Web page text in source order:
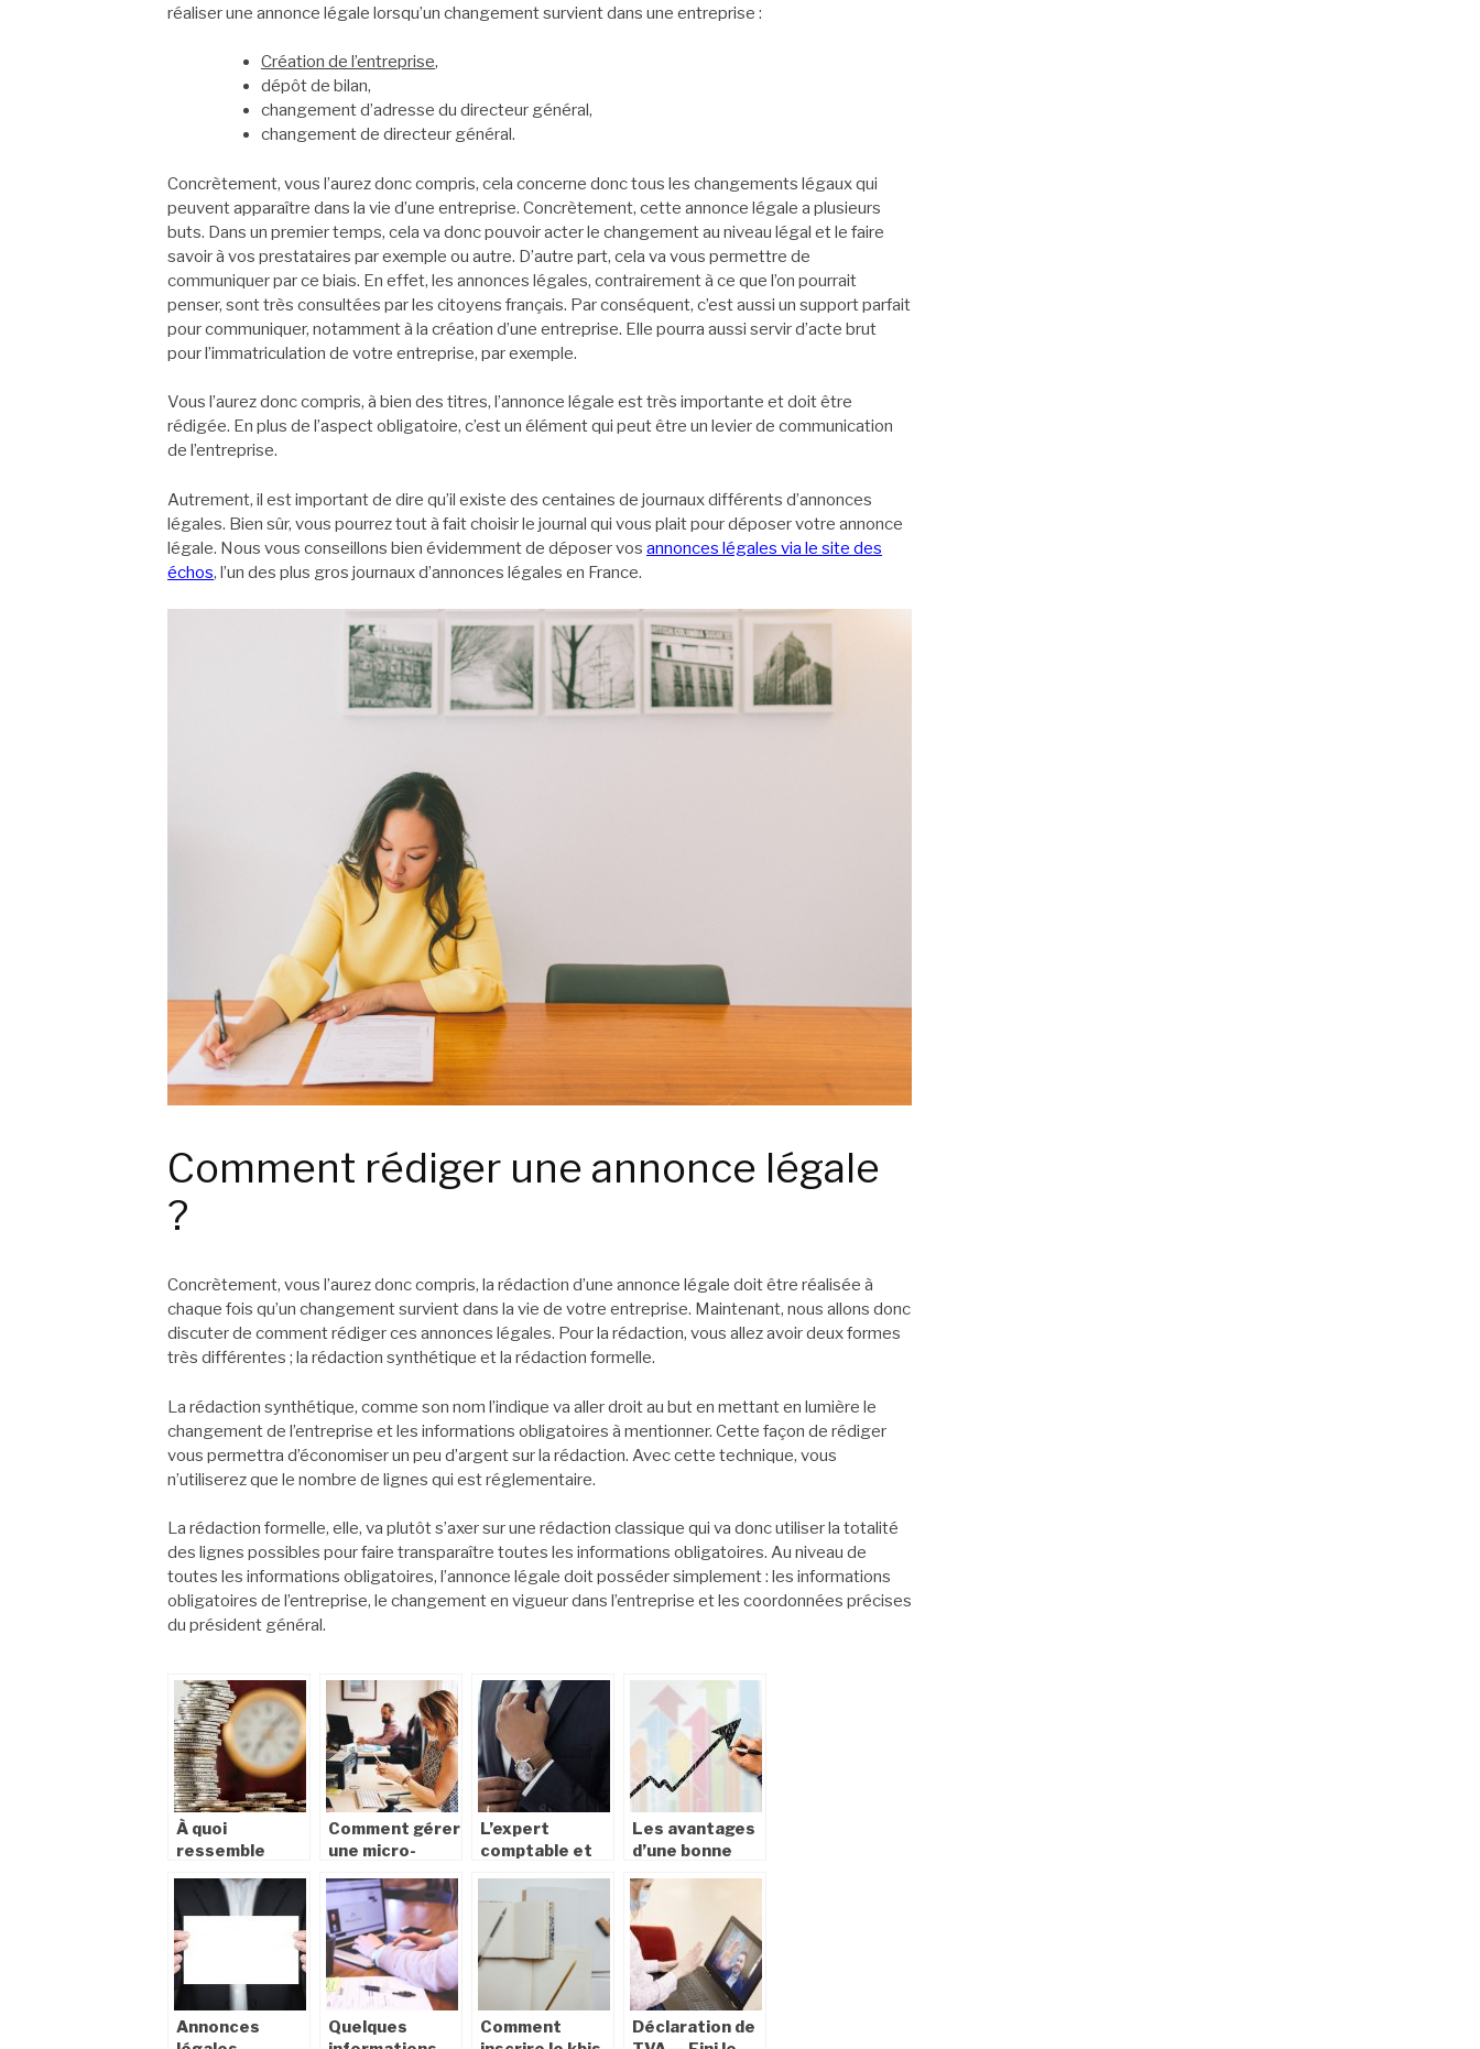
réaliser une annonce légale lorsqu’un changement survient dans une entreprise :
Création de l’entreprise,
dépôt de bilan,
changement d’adresse du directeur général,
changement de directeur général.
Concrètement, vous l’aurez donc compris, cela concerne donc tous les changements légaux qui
peuvent apparaître dans la vie d’une entreprise. Concrètement, cette annonce légale a plusieurs
buts. Dans un premier temps, cela va donc pouvoir acter le changement au niveau légal et le faire
savoir à vos prestataires par exemple ou autre. D’autre part, cela va vous permettre de
communiquer par ce biais. En effet, les annonces légales, contrairement à ce que l’on pourrait
penser, sont très consultées par les citoyens français. Par conséquent, c’est aussi un support parfait
pour communiquer, notamment à la création d’une entreprise. Elle pourra aussi servir d’acte brut
pour l’immatriculation de votre entreprise, par exemple.
Vous l’aurez donc compris, à bien des titres, l’annonce légale est très importante et doit être
rédigée. En plus de l’aspect obligatoire, c’est un élément qui peut être un levier de communication
de l’entreprise.
Autrement, il est important de dire qu’il existe des centaines de journaux différents d’annonces
légales. Bien sûr, vous pourrez tout à fait choisir le journal qui vous plait pour déposer votre annonce
légale. Nous vous conseillons bien évidemment de déposer vos annonces légales via le site des
échos, l’un des plus gros journaux d’annonces légales en France.
Comment rédiger une annonce légale
?
Concrètement, vous l’aurez donc compris, la rédaction d’une annonce légale doit être réalisée à
chaque fois qu’un changement survient dans la vie de votre entreprise. Maintenant, nous allons donc
discuter de comment rédiger ces annonces légales. Pour la rédaction, vous allez avoir deux formes
très différentes ; la rédaction synthétique et la rédaction formelle.
La rédaction synthétique, comme son nom l’indique va aller droit au but en mettant en lumière le
changement de l’entreprise et les informations obligatoires à mentionner. Cette façon de rédiger
vous permettra d’économiser un peu d’argent sur la rédaction. Avec cette technique, vous
n’utiliserez que le nombre de lignes qui est réglementaire.
La rédaction formelle, elle, va plutôt s’axer sur une rédaction classique qui va donc utiliser la totalité
des lignes possibles pour faire transparaître toutes les informations obligatoires. Au niveau de
toutes les informations obligatoires, l’annonce légale doit posséder simplement : les informations
obligatoires de l’entreprise, le changement en vigueur dans l’entreprise et les coordonnées précises
du président général.
À quoi
ressemble
financière ?
Comment gérer
une micro-
L’expert
comptable et
dans lesquels il
exerce
Les avantages
d’une bonne
patrimoine
Annonces
Quelques
Comment
Déclaration de